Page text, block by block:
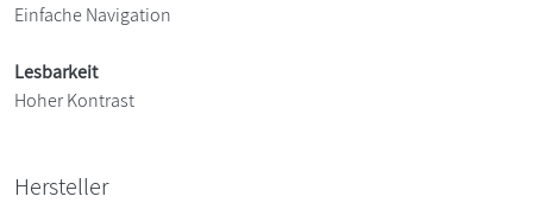
Einfache Navigation
Lesbarkeit
Hoher Kontrast
Hersteller